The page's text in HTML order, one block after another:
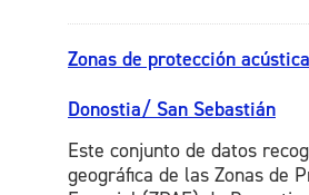
Zonas de protección
Donostia/ San Sebastián
Este conjunto de datos
geográfica de las Zonas de